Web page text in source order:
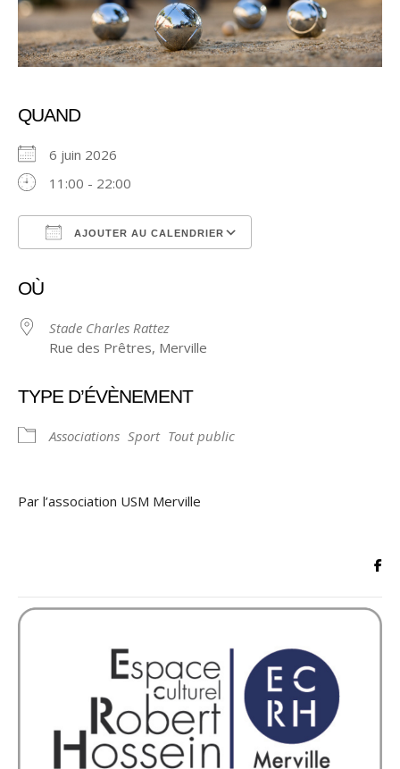
QUAND
6 juin 2026
11:00 - 22:00
AJOUTER AU CALENDRIER
OÙ
Stade Charles Rattez
Rue des Prêtres, Merville
TYPE D’ÉVÈNEMENT
Associations Sport Tout public
Par l’association USM Merville